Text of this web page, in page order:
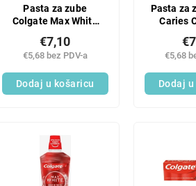
Pasta za zube
Colgate Max White
€5,68 bez PDV-a
€7,10
Dodaj u košaricu
Pasta za
Caries
€5,68
Dodaj